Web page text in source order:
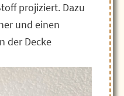
projiziert. Dazu
und einen
der Decke